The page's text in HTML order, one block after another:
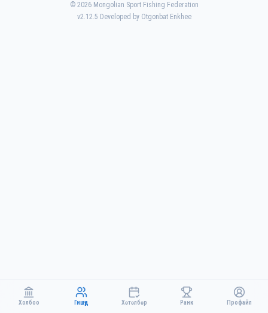
Холбоо Гишүүд Хөтөлбөр Ранк Профайл
© 2026Mongolian Sport Fishing Federation
v2.12.5 Developed by Otgonbat Enkhee